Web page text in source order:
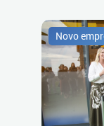
Novo